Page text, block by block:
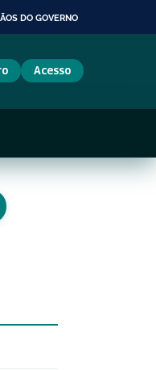
DO GOVERNO
Acesso